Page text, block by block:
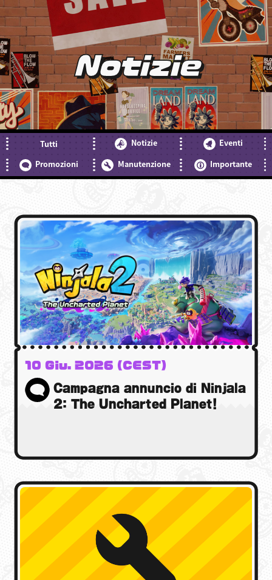
Cos'è Ninjala?
Cos'è Ninjala?
Modalità di gioco
Gomma Ninja
Arene
Stagione
Notizie
Tutti Notizie
Eventi
Promozioni
Manutenzione Importante
10 Giu. 2026 (CEST)
Campagna annuncio di Ninjala
2: The Uncharted Planet!